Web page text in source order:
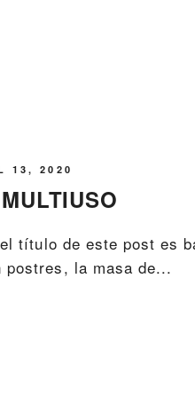
13, 2020
título de este post es
postres, la masa de...